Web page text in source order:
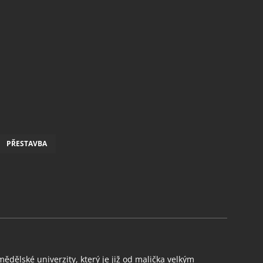
PŘESTAVBA
univerzity, který je již od malička velkým